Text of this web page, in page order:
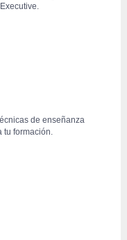
de enseñanza
tu formación.